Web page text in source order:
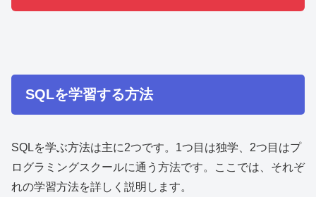
SQLを学習する方法
SQLを学ぶ方法は主に2つです。1つ目は独学、2つ目はプ
ログラミングスクールに通う方法です。ここでは、それぞ
れの学習方法を詳しく説明します。